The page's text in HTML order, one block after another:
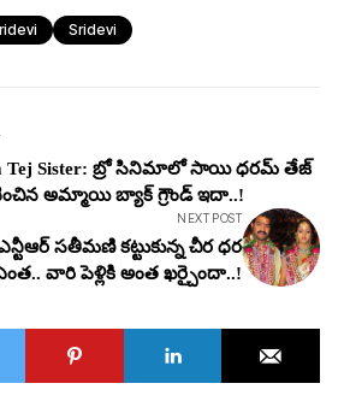
Sridevi
Tej Sister: బ్రో సినిమాలో సాయి ధ‌ర‌మ్ తేజ్
అమ్మాయి బ్యాక్ గ్రౌండ్ ఇదా..!
NEXT POST
స‌తీమ‌ణి క‌ట్టుకున్న చీర ధ‌ర
వారి పెళ్లికి అంత ఖ‌ర్చైందా..!